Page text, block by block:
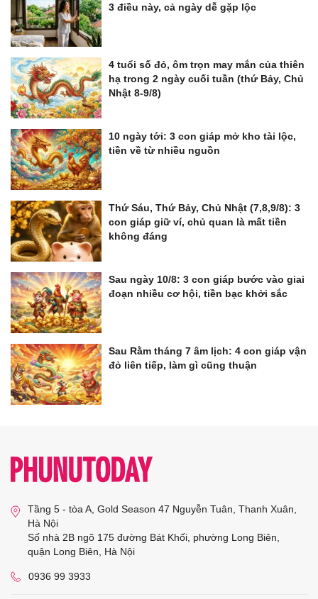
3 điều này, cả ngày dễ gặp lộc
4 tuổi số đỏ, ôm trọn may mắn của thiên
hạ trong 2 ngày cuối tuần (thứ Bảy, Chủ
Nhật 8-9/8)
10 ngày tới: 3 con giáp mở kho tài lộc,
tiền về từ nhiều nguồn
Thứ Sáu, Thứ Bảy, Chủ Nhật (7,8,9/8): 3
con giáp giữ ví, chủ quan là mất tiền
không đáng
Sau ngày 10/8: 3 con giáp bước vào giai
đoạn nhiều cơ hội, tiền bạc khởi sắc
Sau Rằm tháng 7 âm lịch: 4 con giáp vận
đỏ liên tiếp, làm gì cũng thuận
Tầng 5 - tòa A, Gold Season 47 Nguyễn Tuân, Thanh Xuân,
Hà Nội
Số nhà 2B ngõ 175 đường Bát Khối, phường Long Biên,
quận Long Biên, Hà Nội
0936 99 3933